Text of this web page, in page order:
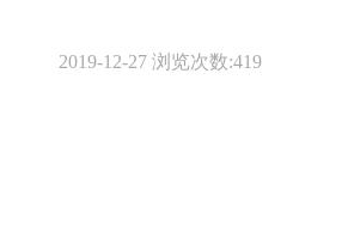
2019-12-27 浏览次数:419